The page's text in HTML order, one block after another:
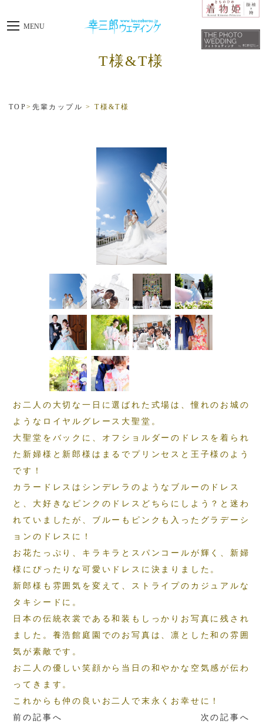
toggle
navigation
MENU
T様&T様
TOP> 先輩カップル >T様&T様
お二人の大切な一日に選ばれた式場は、憧れのお城の
ようなロイヤルグレース大聖堂。
大聖堂をバックに、オフショルダーのドレスを着られ
た新婦様と新郎様はまるでプリンセスと王子様のよう
です！
カラードレスはシンデレラのようなブルーのドレス
と、大好きなピンクのドレスどちらにしよう？と迷わ
れていましたが、ブルーもピンクも入ったグラデーシ
ョンのドレスに！
お花たっぷり、キラキラとスパンコールが輝く、新婦
様にぴったりな可愛いドレスに決まりました。
新郎様も雰囲気を変えて、ストライプのカジュアルな
タキシードに。
日本の伝統衣裳である和装もしっかりお写真に残され
ました。養浩館庭園でのお写真は、凛とした和の雰囲
気が素敵です。
お二人の優しい笑顔から当日の和やかな空気感が伝わ
ってきます。
これからも仲の良いお二人で末永くお幸せに！
前の記事へ
次の記事へ